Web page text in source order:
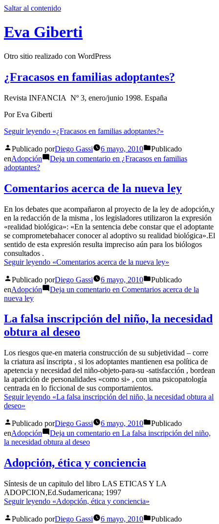
Saltar al contenido
Eva Giberti
Otro sitio realizado con WordPress
¿Fracasos en familias adoptantes?
Revista INFANCIA Nº 3, enero/junio 1998. España
Por Eva Giberti
Seguir leyendo «¿Fracasos en familias adoptantes?»
Publicado porDiego Gassi 6 mayo, 2010
Publicado
enAdopción Deja un comentario en ¿Fracasos en familias
adoptantes?
Comentarios acerca de la nueva ley
En los debates que acompañaron al proyecto de la ley de adopción,y
en la redacción de la misma , los legisladores utilizaron la expresión
«realidad biológica»: «En la sentencia debe constar que el adoptante
se comprometebahacer conocer al adoptivo su realidad biológica».El
sentido de esta expresión resulta impreciso aún para los biólogos
consultados .
Seguir leyendo «Comentarios acerca de la nueva ley»
Publicado porDiego Gassi 6 mayo, 2010
Publicado
enAdopción Deja un comentario en Comentarios acerca de la
nueva ley
La falsa inscripción del niño, la necesidad
obtura al deseo
Los riesgos que-en materia construcción de su subjetividad – corre
la criatura así inscripta , si los adoptantes mantienen esa política de
apetencia y necesidad del niño-objeto-para-su -satisfacción , bordean
la aparición de personalidades «como si» , con una psicopatología
centrada en lo ficcional de sus comportamientos.
Seguir leyendo «La falsa inscripción del niño, la necesidad obtura al
deseo»
Publicado porDiego Gassi 6 mayo, 2010
Publicado
enAdopción Deja un comentario en La falsa inscripción del niño,
la necesidad obtura al deseo
Adopción, ética y conciencia
Síntesis de un capitulo del libro LAS ETICAS Y LA
ADOPCION,Ed.Sudamericana; 1997
Seguir leyendo «Adopción, ética y conciencia»
Publicado porDiego Gassi 6 mayo, 2010
Publicado